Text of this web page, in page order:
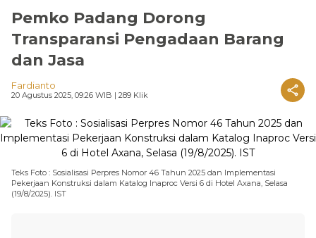
Pemko Padang Dorong
Transparansi Pengadaan Barang
dan Jasa
Fardianto
20 Agustus 2025, 09:26 WIB | 289 Klik
Teks Foto : Sosialisasi Perpres Nomor 46 Tahun 2025 dan Implementasi
Pekerjaan Konstruksi dalam Katalog Inaproc Versi 6 di Hotel Axana, Selasa
(19/8/2025). IST